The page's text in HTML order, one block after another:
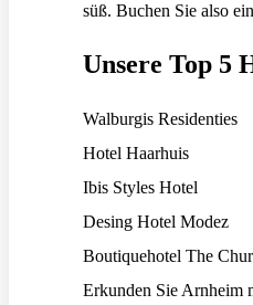
süß. Buchen Sie also
Unsere Top 5
Walburgis Residenties
Hotel Haarhuis
Ibis Styles Hotel
Desing Hotel Modez
Boutiquehotel The
Erkunden Sie Arnheim